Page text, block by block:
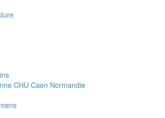
CHU Caen Normandie